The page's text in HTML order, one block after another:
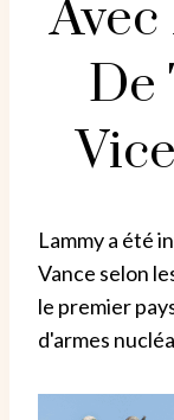
De
Lammy a été
Vance selon
le premier
d'armes